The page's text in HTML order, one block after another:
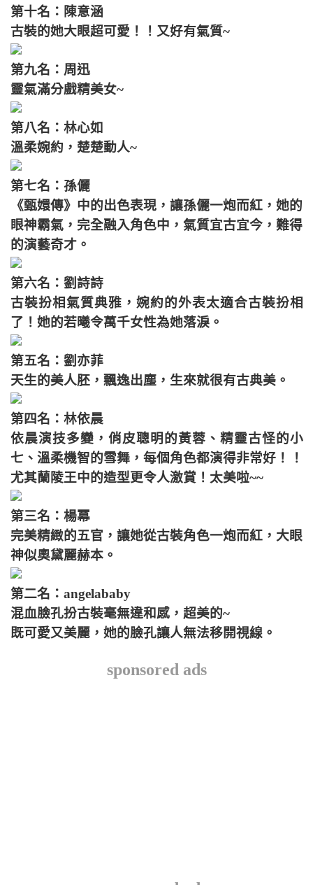
第十名：陳意涵
古裝的她大眼超可愛！！又好有氣質~
第九名：周迅
靈氣滿分戲精美女~
第八名：林心如
溫柔婉約，楚楚動人~
第七名：孫儷
《甄嬛傳》中的出色表現，讓孫儷一炮而紅，她的
眼神霸氣，完全融入角色中，氣質宜古宜今，難得
的演藝奇才。
第六名：劉詩詩
古裝扮相氣質典雅，婉約的外表太適合古裝扮相
了！她的若曦令萬千女性為她落淚。
第五名：劉亦菲
天生的美人胚，飄逸出塵，生來就很有古典美。
第四名：林依晨
依晨演技多變，俏皮聰明的黃蓉、精靈古怪的小
七、溫柔機智的雪舞， 每個角色都演得非常好！！
尤其蘭陵王中的造型更令人激賞！太美啦~~
第三名：楊冪
完美精緻的五官，讓她從古裝角色一炮而紅，大眼
神似奧黛麗赫本。
第二名：angelababy
混血臉孔扮古裝毫無違和感，超美的~
既可愛又美麗，她的臉孔讓人無法移開視線。
sponsored ads